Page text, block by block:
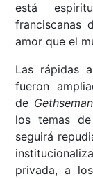
está
franciscanas
amor que el
Las rápidas
fueron
de
los temas
seguirá
privada, a